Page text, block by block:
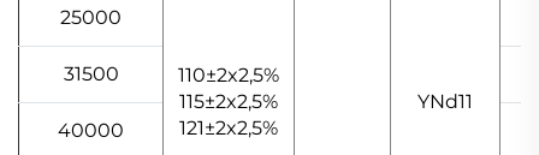
110±2x2,5%
115±2x2,5%
121±2x2,5%
YNd11
25000
31500
40000